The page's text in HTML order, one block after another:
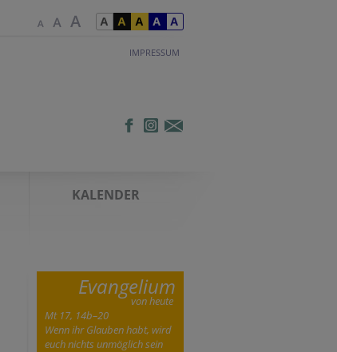
IMPRESSUM
KALENDER
Evangelium
von heute
Mt 17, 14b–20
Wenn ihr Glauben habt, wird
euch nichts unmöglich sein